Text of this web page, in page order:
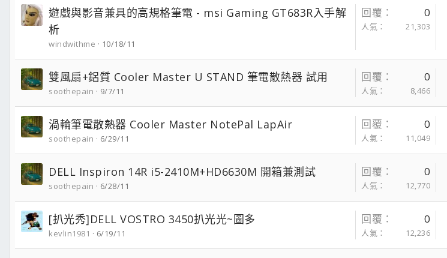
遊戲與影音兼具的高規格筆電 - msi Gaming GT683R入手解
析
windwithme 10/18/11
回覆 0
人氣 21,303
雙風扇+鋁質 Cooler Master U STAND 筆電散熱器 試用
soothepain 9/7/11
回覆 0
人氣 8,466
渦輪筆電散熱器 Cooler Master NotePal LapAir
soothepain 6/29/11
回覆 0
人氣 11,049
DELL Inspiron 14R i5-2410M+HD6630M 開箱兼測試
soothepain 6/28/11
回覆 0
人氣 12,770
[扒光秀]DELL VOSTRO 3450扒光光~圖多
kevlin1981 6/19/11
回覆 0
人氣 12,236